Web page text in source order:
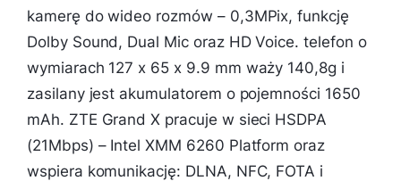
kamerę do wideo rozmów – 0,3MPix, funkcję
Dolby Sound, Dual Mic oraz HD Voice. telefon o
wymiarach 127 x 65 x 9.9 mm waży 140,8g i
zasilany jest akumulatorem o pojemności 1650
mAh. ZTE Grand X pracuje w sieci HSDPA
(21Mbps) – Intel XMM 6260 Platform oraz
wspiera komunikację: DLNA, NFC, FOTA i